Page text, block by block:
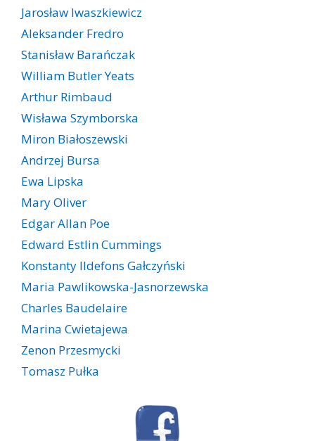
Jarosław Iwaszkiewicz
Aleksander Fredro
Stanisław Barańczak
William Butler Yeats
Arthur Rimbaud
Wisława Szymborska
Miron Białoszewski
Andrzej Bursa
Ewa Lipska
Mary Oliver
Edgar Allan Poe
Edward Estlin Cummings
Konstanty Ildefons Gałczyński
Maria Pawlikowska-Jasnorzewska
Charles Baudelaire
Marina Cwietajewa
Zenon Przesmycki
Tomasz Pułka